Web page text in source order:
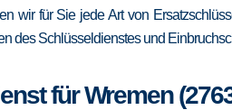
wir für Sie jede Art von
des Schlüsseldienstes und
für Wremen